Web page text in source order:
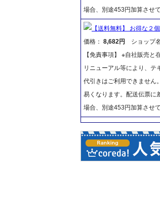
場合、別途453円加算させ
【送料無料】 お得な２
価格： 8,682円
ショップ
【免責事項】 ※自社販売
リニューアル等により、テ
代引きはご利用できません
易くなります。配送伝票に
場合、別途453円加算させ